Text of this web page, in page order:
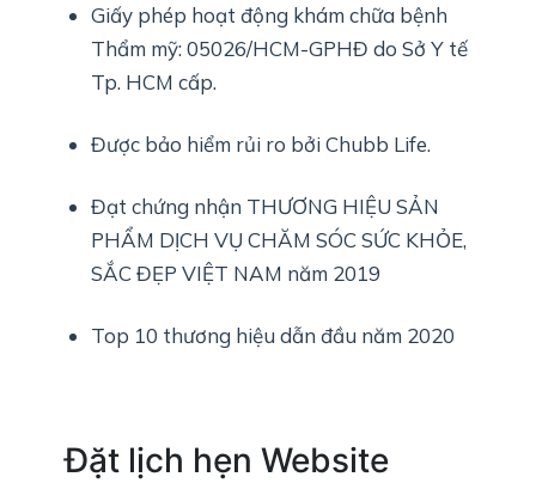
Giấy phép hoạt động khám chữa bệnh
Thẩm mỹ: 05026/HCM-GPHĐ do Sở Y tế
Tp. HCM cấp.
Được bảo hiểm rủi ro bởi Chubb Life.
Đạt chứng nhận THƯƠNG HIỆU SẢN
PHẨM DỊCH VỤ CHĂM SÓC SỨC KHỎE,
SẮC ĐẸP VIỆT NAM năm 2019
Top 10 thương hiệu dẫn đầu năm 2020